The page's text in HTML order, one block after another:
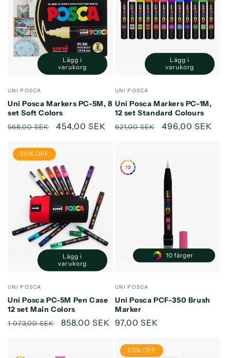
Säljare:
UNI POSCA
Uni Posca Markers PC-5M, 8
set Soft Colors
Ordinarie
568,00 SEK Försäljningspris
454,00 SEK
Minska
kvantitet
Title
Öka
kvantitet
Title
Lägg i
varukorg
Säljare:
UNI POSCA
Uni Posca Markers PC-1M,
12 set Standard Colours
Ordinarie
621,00 SEK 496,00 SEK
Minska
kvantitet
Title
Öka
kvantitet
Title
Lägg i
varukorg
20% OFF
Säljare:
UNI POSCA
Uni Posca PC-5M Pen Case
12 set Main Colors
Ordinarie
1 073,00 SEK Försäljningspris
858,00 SEK
Minska
kvantitet
Title
Öka
kvantitet
Title
Lägg i
varukorg
Säljare:
UNI POSCA
Uni Posca PCF-350 Brush
Marker
Ordinarie
97,00 SEK
10 färger
20% OFF